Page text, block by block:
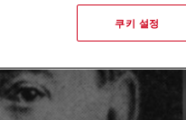
쿠키 설정